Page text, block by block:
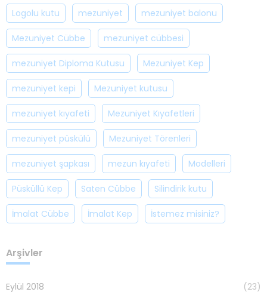
Logolu kutu mezuniyet mezuniyet balonu
Mezuniyet Cübbe mezuniyet cübbesi
mezuniyet Diploma Kutusu Mezuniyet Kep
mezuniyet kepi Mezuniyet kutusu
mezuniyet kıyafeti Mezuniyet Kıyafetleri
mezuniyet püskülü Mezuniyet Törenleri
mezuniyet şapkası mezun kıyafeti Modelleri
Püsküllü Kep Saten Cübbe Silindirik kutu
İmalat Cübbe İmalat Kep İstemez misiniz?
Arşivler
Eylül 2018 (23)